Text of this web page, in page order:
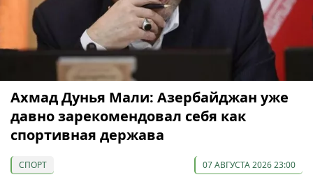
Ахмад Дунья Мали: Азербайджан уже
давно зарекомендовал себя как
спортивная держава
СПОРТ 07 АВГУСТА 2026 23:00